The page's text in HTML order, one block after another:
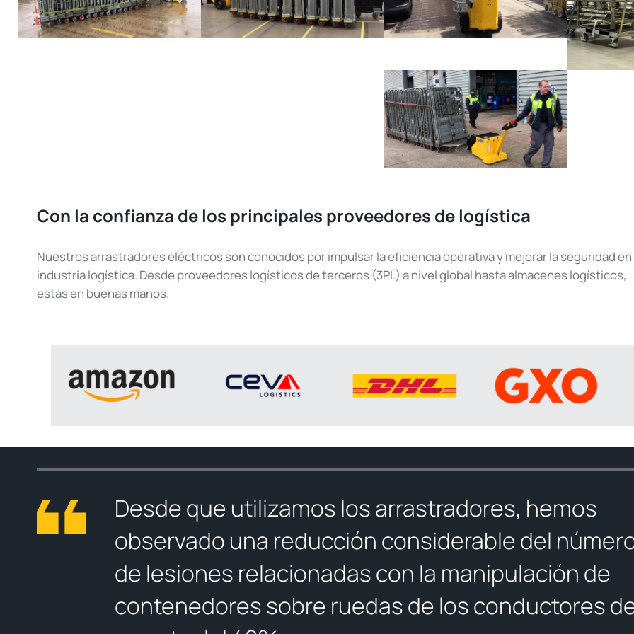
Con la confianza de los principales proveedores de logística
Nuestros arrastradores eléctricos son conocidos por impulsar la eficiencia operativa y mejorar la seguridad en
industria logística. Desde proveedores logísticos de terceros (3PL) a nivel global hasta almacenes logísticos,
estás en buenas manos.
Desde que utilizamos los arrastradores, hemos
observado una reducción considerable del
de lesiones relacionadas con la manipulación de
contenedores sobre ruedas de los conductores